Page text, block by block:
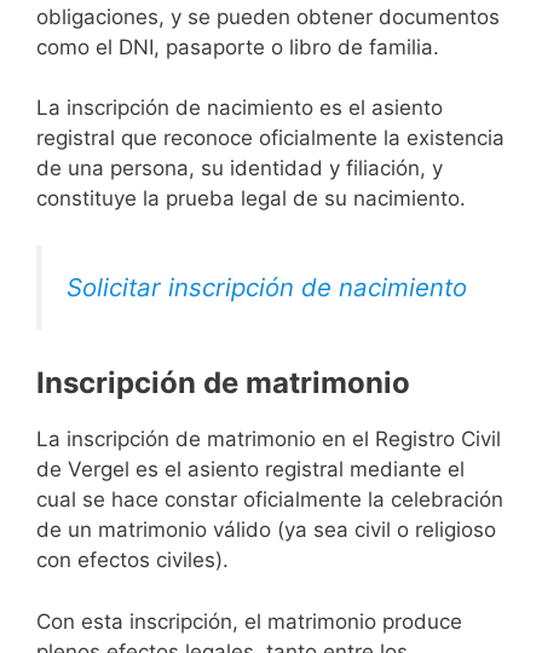
obligaciones, y se pueden obtener documentos
como el DNI, pasaporte o libro de familia.
La inscripción de nacimiento es el asiento
registral que reconoce oficialmente la existencia
de una persona, su identidad y filiación, y
constituye la prueba legal de su nacimiento.
Solicitar inscripción de nacimiento
Inscripción de matrimonio
La inscripción de matrimonio en el Registro Civil
de Vergel es el asiento registral mediante el
cual se hace constar oficialmente la celebración
de un matrimonio válido (ya sea civil o religioso
con efectos civiles).
Con esta inscripción, el matrimonio produce